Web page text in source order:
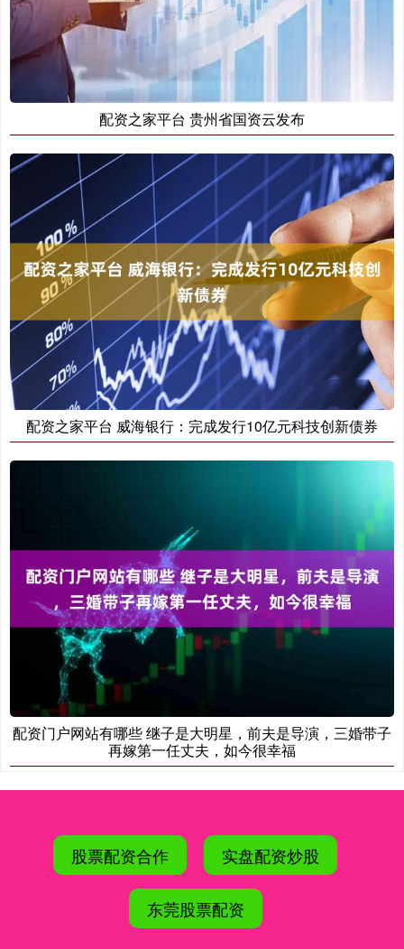
配资之家平台 贵州省国资云发布
配资之家平台 威海银行：完成发行10亿元科技创新债券
配资门户网站有哪些 继子是大明星，前夫是导演，三婚带子
再嫁第一任丈夫，如今很幸福
股票配资合作 实盘配资炒股
东莞股票配资